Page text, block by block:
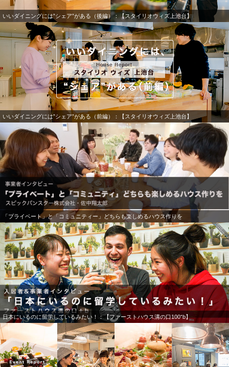
いいダイニングには”シェア”がある（後編）：【スタイリオウィズ上池台】
いいダイニングには”シェア”がある（前編）：【スタイリオウィズ上池台】
「プライベート」と「コミュニティー」どちらも楽しめるハウス作りを
日本にいるのに留学しているみたい！：【ファーストハウス溝の口100⁺b】